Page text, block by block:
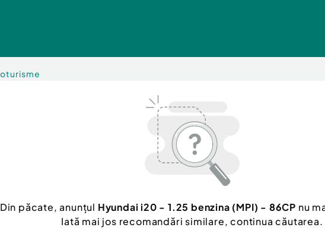
Din păcate, anunțul Hyundai i20 - 1.25 benzina (MPI) - 86CP nu
Iată mai jos recomandări similare, continua căutarea.